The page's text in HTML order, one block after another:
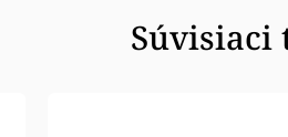
Súvisiaci